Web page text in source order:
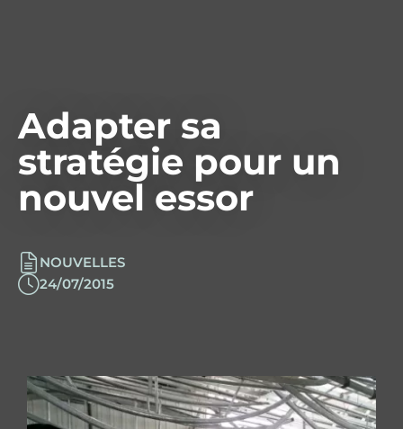
Adapter sa
stratégie pour un
nouvel essor
NOUVELLES
24/07/2015